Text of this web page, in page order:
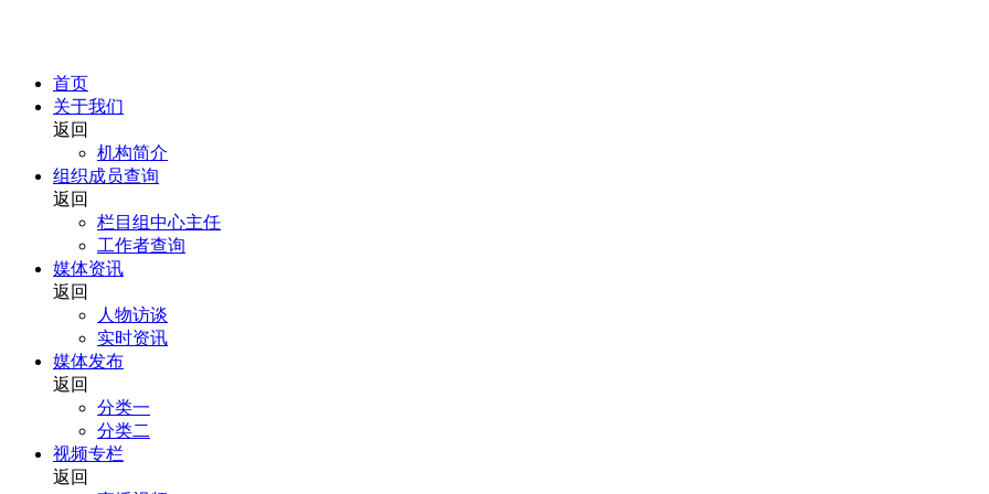
首页
关于我们
返回
机构简介
组织成员查询
返回
栏目组中心主任
工作者查询
媒体资讯
返回
人物访谈
实时资讯
媒体发布
返回
分类一
分类二
视频专栏
返回